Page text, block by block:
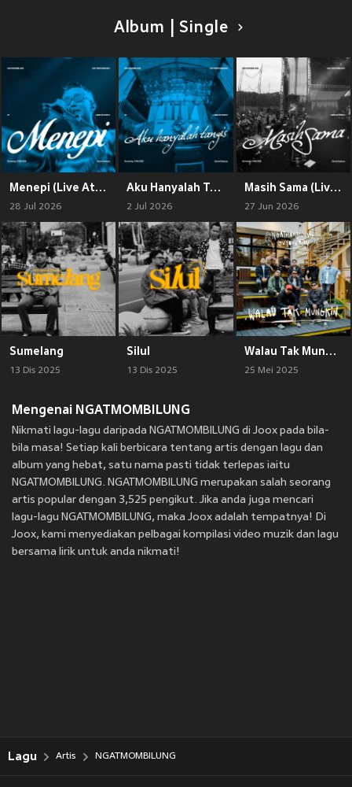
Album | Single
Menepi (Live At Land Of Koplo 2026)
28 Jul 2026
Aku Hanyalah Tangis (Live At Land Of Koplo 2026)
2 Jul 2026
Masih Sama (Live At Land Of Koplo 2026)
27 Jun 2026
Sumelang
13 Dis 2025
Silul
13 Dis 2025
Walau Tak Mungkin
25 Mei 2025
Mengenai NGATMOMBILUNG
Nikmati lagu-lagu daripada NGATMOMBILUNG di Joox pada bila-
bila masa! Setiap kali berbicara tentang artis dengan lagu dan
album yang hebat, satu nama pasti tidak terlepas iaitu
NGATMOMBILUNG. NGATMOMBILUNG merupakan salah seorang
artis popular dengan 3,525 pengikut. Jika anda juga mencari
lagu-lagu NGATMOMBILUNG, maka Joox adalah tempatnya! Di
Joox, kami menyediakan pelbagai kompilasi video muzik dan lagu
bersama lirik untuk anda nikmati!
Lagu Artis NGATMOMBILUNG